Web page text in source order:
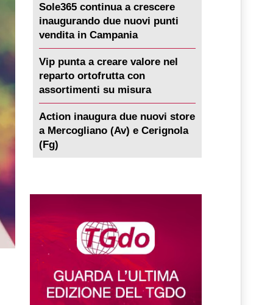
Sole365 continua a crescere
inaugurando due nuovi punti
vendita in Campania
Vip punta a creare valore nel
reparto ortofrutta con
assortimenti su misura
Action inaugura due nuovi store
a Mercogliano (Av) e Cerignola
(Fg)